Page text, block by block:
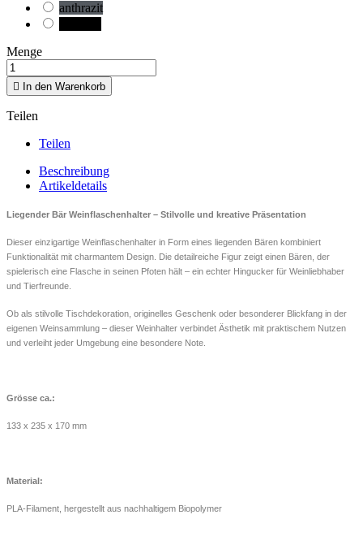
anthrazit
Menge
 In den Warenkorb
Teilen
Teilen
Beschreibung
Artikeldetails
Liegender Bär Weinflaschenhalter – Stilvolle und kreative Präsentation
Dieser einzigartige Weinflaschenhalter in Form eines liegenden Bären kombiniert
Funktionalität mit charmantem Design. Die detailreiche Figur zeigt einen Bären, der
spielerisch eine Flasche in seinen Pfoten hält – ein echter Hingucker für Weinliebhaber
und Tierfreunde.
Ob als stilvolle Tischdekoration, originelles Geschenk oder besonderer Blickfang in der
eigenen Weinsammlung – dieser Weinhalter verbindet Ästhetik mit praktischem Nutzen
und verleiht jeder Umgebung eine besondere Note.
Grösse ca.:
133 x 235 x 170 mm
Material:
PLA-Filament, hergestellt aus nachhaltigem Biopolymer